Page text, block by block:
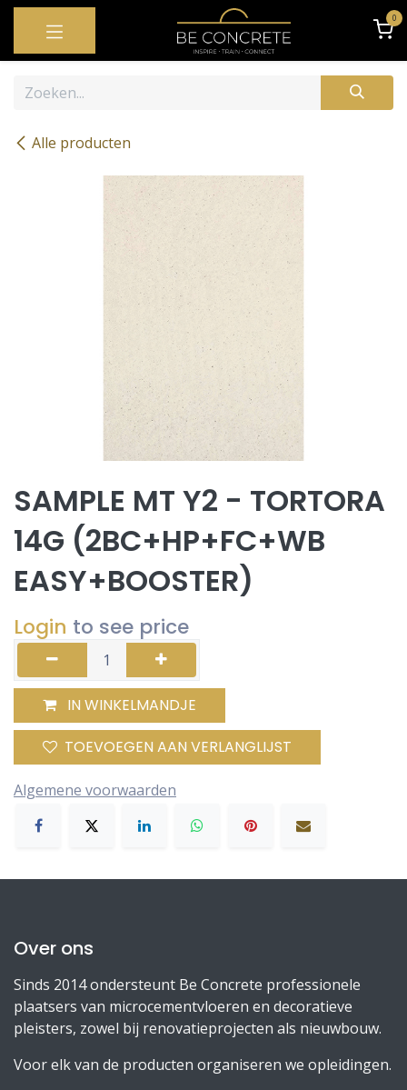
OVERSLAAN NAAR INHOUD 0
Alle producten
SAMPLE MT Y2 - TORTORA
14G (2BC+HP+FC+WB
EASY+BOOSTER)
Login to see price
IN WINKELMANDJE
TOEVOEGEN AAN VERLANGLIJST
Algemene voorwaarden
Over ons
Sinds 2014 ondersteunt Be Concrete professionele
plaatsers van microcementvloeren en decoratieve
pleisters, zowel bij renovatieprojecten als nieuwbouw.
Voor elk van de producten organiseren we opleidingen.